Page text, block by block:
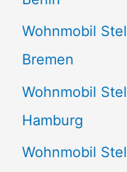
Wohnmobil
Bremen
Wohnmobil
Hamburg
Wohnmobil